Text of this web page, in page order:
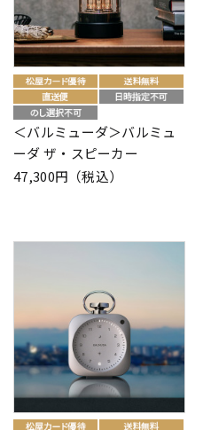
＜バルミューダ＞バルミュ
ーダ ザ・スピーカー
47,300円（税込）